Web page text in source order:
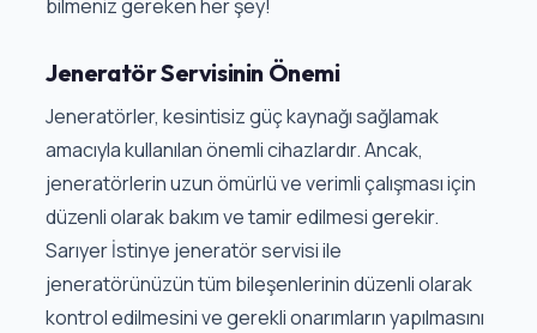
bilmeniz gereken her şey!
Jeneratör Servisinin Önemi
Jeneratörler, kesintisiz güç kaynağı sağlamak
amacıyla kullanılan önemli cihazlardır. Ancak,
jeneratörlerin uzun ömürlü ve verimli çalışması için
düzenli olarak bakım ve tamir edilmesi gerekir.
Sarıyer İstinye jeneratör servisi ile
jeneratörünüzün tüm bileşenlerinin düzenli olarak
kontrol edilmesini ve gerekli onarımların yapılmasını